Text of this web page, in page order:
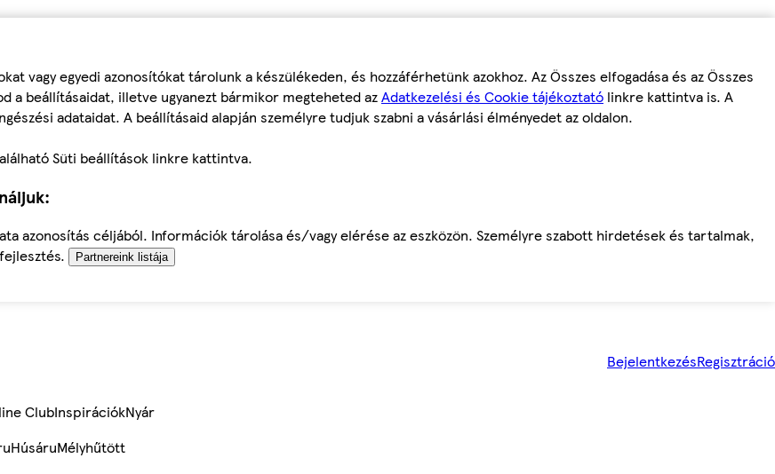
vagy egyedi azonosítókat tárolunk a készülékeden, és hozzáférhetünk azokhoz. Az Összes elfogadása és az Összes
a beállításaidat, illetve ugyanezt bármikor megteheted azAdatkezelési és Cookie tájékoztató linkre kattintva is. A
adataidat. A beállításaid alapján személyre tudjuk szabni a vásárlási élményedet az oldalon.
Süti beállítások linkre kattintva.
azonosítás céljából. Információk tárolása és/vagy elérése az eszközön. Személyre szabott hirdetések és tartalmak,
Partnereink listája
BejelentkezésRegisztráció
ClubInspirációkNyár
HúsáruMélyhűtött